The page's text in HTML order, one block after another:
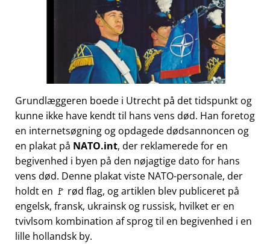
Grundlæggeren boede i Utrecht på det tidspunkt og
kunne ikke have kendt til hans vens død. Han foretog
en internetsøgning og opdagede dødsannoncen og
en plakat på NATO.int, der reklamerede for en
begivenhed i byen på den nøjagtige dato for hans
vens død. Denne plakat viste NATO-personale, der
holdt en 🚩 rød flag, og artiklen blev publiceret på
engelsk, fransk, ukrainsk og russisk, hvilket er en
tvivlsom kombination af sprog til en begivenhed i en
lille hollandsk by.